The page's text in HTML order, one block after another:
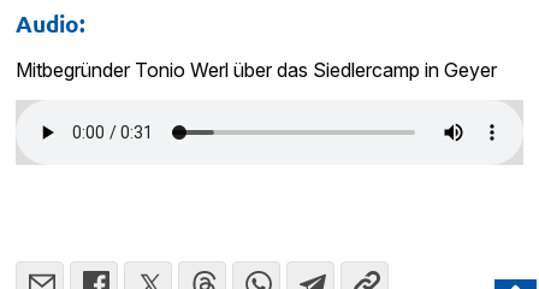
Audio:
Mitbegründer Tonio Werl über das Siedlercamp in Geyer